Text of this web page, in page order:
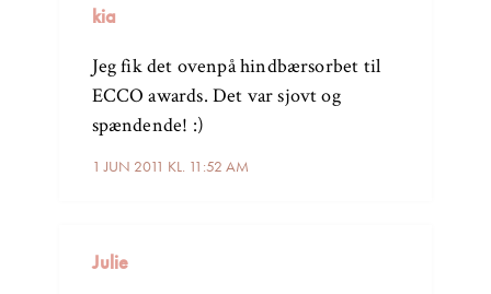
kia
1 JUN 2011 KL. 11:52 AM
Jeg fik det ovenpå hindbærsorbet til
ECCO awards. Det var sjovt og
spændende! :)
Julie